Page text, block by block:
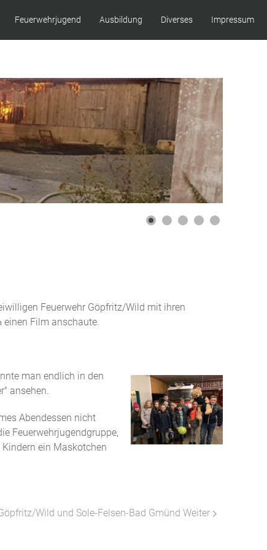
Feuerwehrjugend Ausbildung Diverses Impressum
Feuerwehr Göpfritz/Wild mit ihren
einen Film anschaute.
man endlich in den
ansehen.
Abendessen nicht
Feuerwehrjugendgruppe,
ein Maskotchen
Wild und Sole-Felsen-Bad Gmünd Weiter